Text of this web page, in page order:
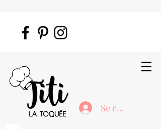
Se connecter